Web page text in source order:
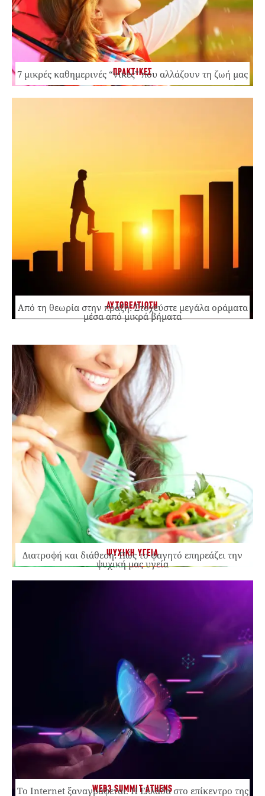
ΠΡΑΚΤΙΚΕΣ
7 μικρές καθημερινές “νίκες” που αλλάζουν τη ζωή μας
ΑΥΤΟΒΕΛΤΙΩΣΗ
Από τη θεωρία στην πράξη: Στοχεύστε μεγάλα οράματα
μέσα από μικρά βήματα
ΨΥΧΙΚΗ ΥΓΕΙΑ
Διατροφή και διάθεση: Πώς το φαγητό επηρεάζει την
ψυχική μας υγεία
WEB3 SUMMIT ATHENS
Το Internet ξαναγράφεται. Η Ελλάδα στο επίκεντρο της